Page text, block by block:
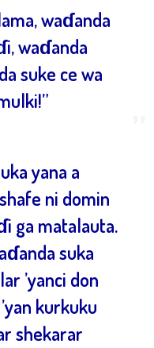
waɗanda
waɗanda
suke ce wa
yana a
ni domin
ga matalauta.
suka
’yanci don
kurkuku
shekarar